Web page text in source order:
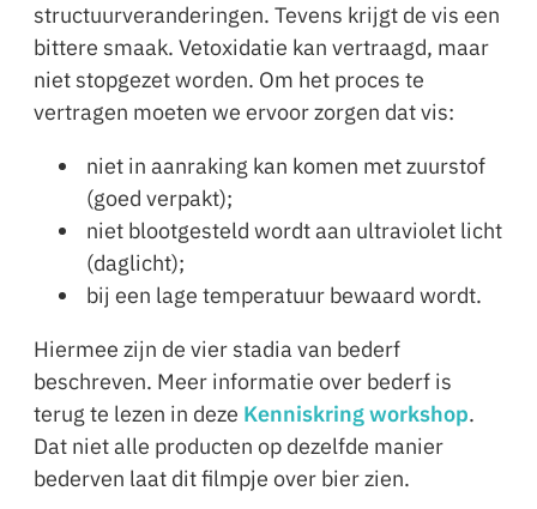
structuurveranderingen. Tevens krijgt de vis een
bittere smaak. Vetoxidatie kan vertraagd, maar
niet stopgezet worden. Om het proces te
vertragen moeten we ervoor zorgen dat vis:
niet in aanraking kan komen met zuurstof
(goed verpakt);
niet blootgesteld wordt aan ultraviolet licht
(daglicht);
bij een lage temperatuur bewaard wordt.
Hiermee zijn de vier stadia van bederf
beschreven. Meer informatie over bederf is
terug te lezen in deze Kenniskring workshop.
Dat niet alle producten op dezelfde manier
bederven laat dit filmpje over bier zien.